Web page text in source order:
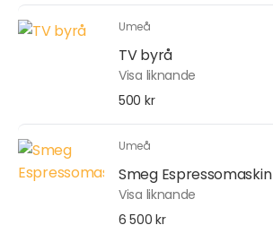
Umeå
TV byrå
Visa liknande
500 kr
Umeå
Smeg Espressomaskin
Visa liknande
6 500 kr